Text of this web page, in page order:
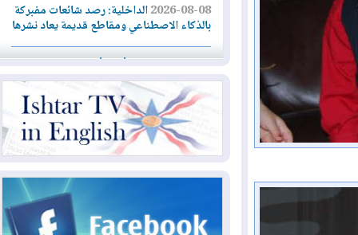
2026-08-08الداخلية: رصد شائعات مفبركة
بالذكاء الاصطناعي ومقاطع قديمة يعاد نشرها
2026-08-08دعم أمني أمريكي بمليار دولار
لإدارة رئيس كولومبيا الجديد
2026-08-07حكومة إقليم كوردستان ترفض
قرار "دانة غاز" و"نفط الهلال" بتزويد بغداد
بالغاز دون موافقتها
القوات المسلحة العراقية: خطة
أمنية لإجهاض هجمة محتملة على السعودية